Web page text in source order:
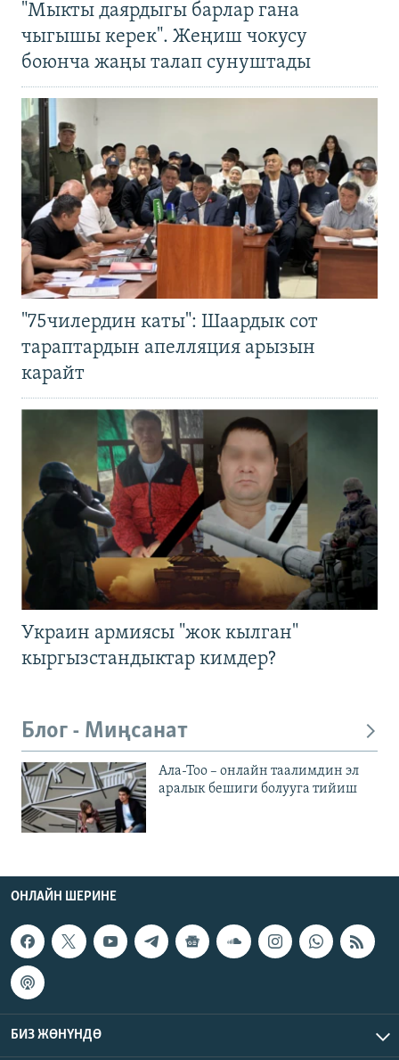
"Мыкты даярдыгы барлар гана
чыгышы керек". Жеңиш чокусу
боюнча жаңы талап сунуштады
"75чилердин каты": Шаардык сот
тараптардын апелляция арызын
карайт
Украин армиясы "жок кылган"
кыргызстандыктар кимдер?
Блог - Миңсанат
Ала-Тоо – онлайн таалимдин эл
аралык бешиги болууга тийиш
ОНЛАЙН ШЕРИНЕ
БИЗ ЖӨНҮНДӨ